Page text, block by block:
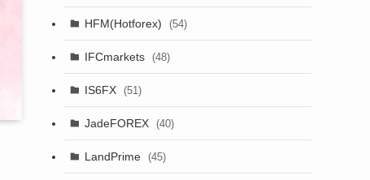
HFM(Hotforex) (54)
IFCmarkets (48)
IS6FX (51)
JadeFOREX (40)
LandPrime (45)